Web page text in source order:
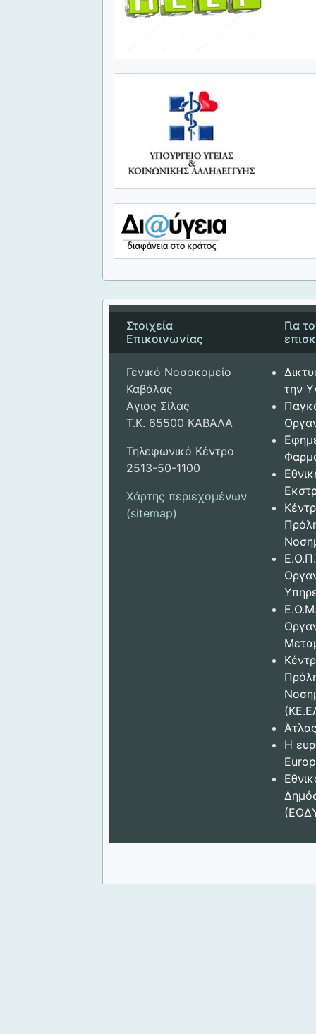
Στοιχεία
Επικοινωνίας
Γενικό Νοσοκομείο
Καβάλας
Άγιος Σίλας
Τ.Κ. 65500 ΚΑΒΑΛΑ
Τηλεφωνικό Κέντρο
2513-50-1100
Χάρτης περιεχομένων
(sitemap)
Για
την
Η